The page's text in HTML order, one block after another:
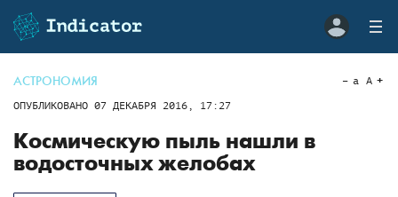
АСТРОНОМИЯ
ОПУБЛИКОВАНО 07 ДЕКАБРЯ 2016, 17:27
a A
Космическую пыль нашли в
водосточных желобах